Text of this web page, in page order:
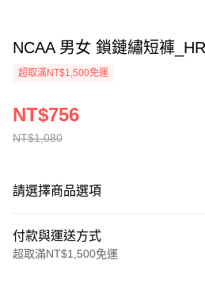
NCAA 男女 鎖鏈繡短褲
超取滿NT$1,500免運
NT$1,080
NT$756
請選擇商品選項
付款與運送方式
超取滿NT$1,500免運